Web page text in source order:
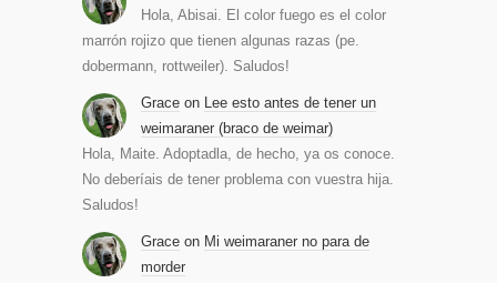
Hola, Abisai. El color fuego es el color
marrón rojizo que tienen algunas razas (pe.
dobermann, rottweiler). Saludos!
Grace on Lee esto antes de tener un
weimaraner (braco de weimar)
Hola, Maite. Adoptadla, de hecho, ya os conoce.
No deberíais de tener problema con vuestra hija.
Saludos!
Grace on Mi weimaraner no para de
morder